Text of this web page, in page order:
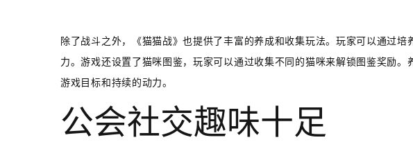
除了战斗之外，《猫猫战》也提供了丰富的养成和收集玩法。玩家可以通过
力。游戏还设置了猫咪图鉴，玩家可以通过收集不同的猫咪来解锁图鉴奖励
游戏目标和持续的动力。
公会社交趣味十足